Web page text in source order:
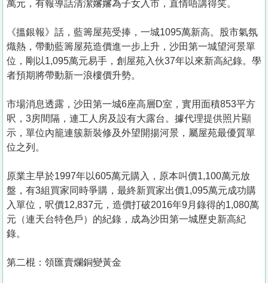
於
我
們
萬元，有報導話清潔嬸嬸為子女入市，直情唔講得笑。
《搵銀報》話，藍籌屋苑受捧，一城1095萬新高。股市氣氛
熾熱，帶動藍籌屋苑造價進一步上升，沙田第一城望河景單
位，剛以1,095萬元易手，創屋苑入伙37年以來新高紀錄。學
者預期將帶動新一浪樓價升勢。
市場消息透露，沙田第一城6座高層D室，實用面積853平方
呎，3房間隔，連工人房及設有大露台。據代理提供照片顯
示，單位內籠連簇新裝修及外望開揚河景，屬屋苑最優質單
位之列。
原業主早於1997年以605萬元購入，原本叫價1,100萬元放
盤，有3組買家同時爭購，最終新買家出價1,095萬元成功購
入單位，呎價12,837元，造價打破2016年9月錄得的1,080萬
元（連天台特色戶）的紀錄，成為沙田第一城歷史新高紀
錄。
第二棍：領匯賣爛銅變黃金